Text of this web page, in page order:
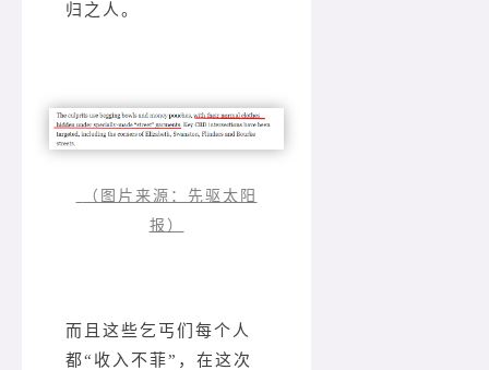
归之人。
（图片来源：先驱太阳
报）
而且这些乞丐们每个人
都“收入不菲”，在这次